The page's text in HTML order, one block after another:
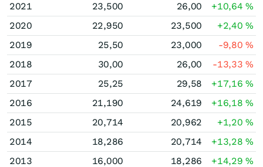
2021
23,500 26,00 +10,64%
2020
22,950 23,500 +2,40%
2019
25,50 23,000 -9,80%
2018
30,00 26,00 -13,33%
2017
25,25 29,58 +17,16%
2016
21,190 24,619 +16,18%
2015
20,714 20,962 +1,20%
2014
18,286 20,714 +13,28%
2013
16,000 18,286 +14,29%